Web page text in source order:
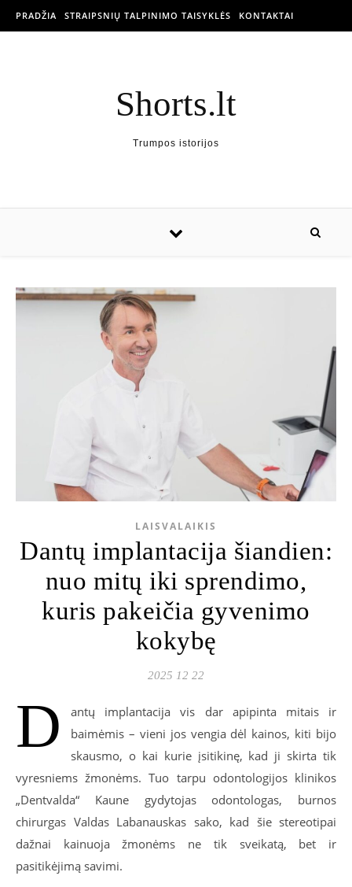
PRADŽIA STRAIPSNIŲ TALPINIMO TAISYKLĖS KONTAKTAI
Shorts.lt
Trumpos istorijos
LAISVALAIKIS
Dantų implantacija šiandien:
nuo mitų iki sprendimo,
kuris pakeičia gyvenimo
kokybę
2025 12 22
D
antų implantacija vis dar apipinta mitais ir
baimėmis – vieni jos vengia dėl kainos, kiti bijo
skausmo, o kai kurie įsitikinę, kad ji skirta tik
vyresniems žmonėms. Tuo tarpu odontologijos klinikos
„Dentvalda“ Kaune gydytojas odontologas, burnos
chirurgas Valdas Labanauskas sako, kad šie stereotipai
dažnai kainuoja žmonėms ne tik sveikatą, bet ir
pasitikėjimą savimi.